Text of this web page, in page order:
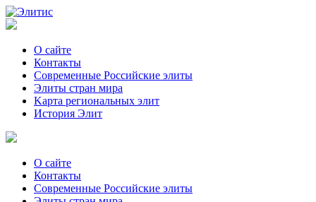
О сайте
Контакты
Современные Российские элиты
Элиты стран мира
Kартa региональных элит
История Элит
О сайте
Контакты
Современные Российские элиты